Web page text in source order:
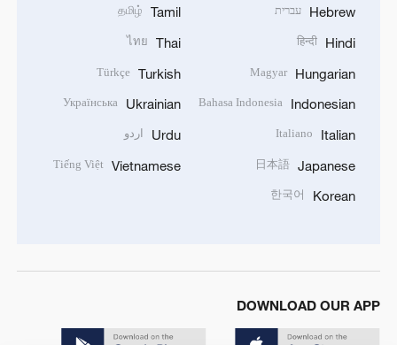
Hebrew עברית
Hindi
हिन्दी
Hungarian
Magyar
Indonesian
Bahasa Indonesia
Italian
Italiano
Japanese
日本語
Korean
한국어
Tamil
தமிழ்
Thai
ไทย
Turkish
Türkçe
Ukrainian
Українська
Urdu اردو
Vietnamese
Tiếng Việt
DOWNLOAD OUR APP